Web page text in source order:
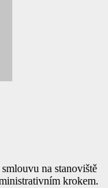
na stanoviště
krokem.